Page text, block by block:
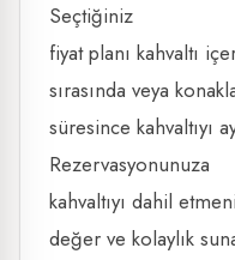
Seçtiğiniz
fiyat planı kahvaltı
sırasında veya
süresince kahvaltıyı
Rezervasyonunuza
kahvaltıyı dahil
değer ve kolaylık